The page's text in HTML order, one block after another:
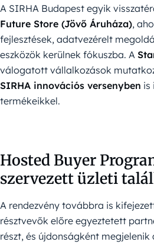
A SIRHA Budapest egyik
Future Store (Jövő Áruháza),
fejlesztések, adatvezérelt
eszközök kerülnek fókuszba. A
válogatott vállalkozások
SIRHA innovációs versenyben is
termékeikkel.
Hosted Buyer
szervezett üzleti
A rendezvény továbbra is
résztvevők előre egyeztetett
részt, és újdonságként megjelenik